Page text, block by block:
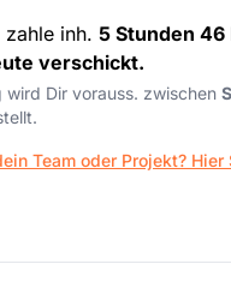
zahle inh. 5 Stunden 46
verschickt.
wird Dir vorauss. zwischen
Team oder Projekt?